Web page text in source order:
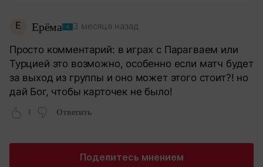
Е Ерёма 3 месяца назад
Просто комментарий: в играх с Парагваем или
Турцией это возможно, особенно если матч будет
за выход из группы и оно может этого стоит?! но
дай Бог, чтобы карточек не было!
Ответить
Поделитесь мнением